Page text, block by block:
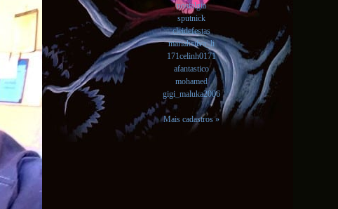
nostalgia
sputnick
cleidefestas
mariahsilva_li
171celinh0171
afantastico
mohamed
gigi_maluka2006
Mais cadastros »